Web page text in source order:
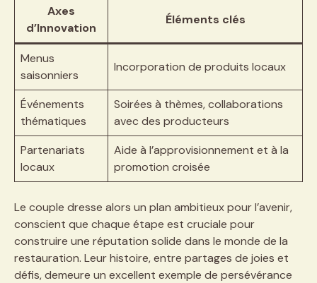
Axes
d’Innovation
Éléments clés
Menus
saisonniers
Incorporation de produits locaux
Événements
thématiques
Soirées à thèmes, collaborations
avec des producteurs
Partenariats
locaux
Aide à l’approvisionnement et à la
promotion croisée
Le couple dresse alors un plan ambitieux pour l’avenir,
conscient que chaque étape est cruciale pour
construire une réputation solide dans le monde de la
restauration. Leur histoire, entre partages de joies et
défis, demeure un excellent exemple de persévérance